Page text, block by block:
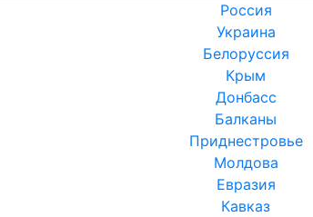
Россия
Украина
Белоруссия
Крым
Донбасс
Балканы
Приднестровье
Молдова
Евразия
Кавказ